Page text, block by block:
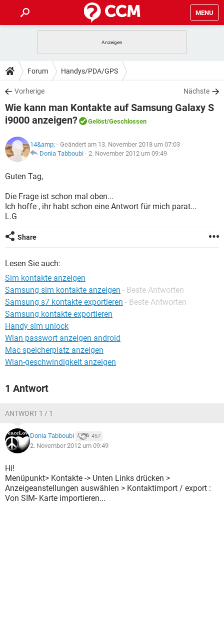
MENU
ANDROID IOS
WINDOWS 10
WHATSAPP TIKTOK
FACEBOOK HARDWARE
TIPPS & TRICKS
SPIELE STREAMING
WINDOWS 10
FACEBOOK HARDWARE
DOWNLOADS
SPIELE STREAMING
ANDROID IOS
WINDOWS 10 INSTAGRAM
WHATSAPP
FACEBOOK
FORUM
ANDROID IOS
FACEBOOK HARDWARE
LEXIKON
SPIELE
ANDROID
WINDOWS 10
WHATSAPP TIKTOK
Forum Handys/PDA/GPS
Vorherige Nächste
Wie kann man Kontakte auf Samsung Galaxy S
i9000 anzeigen?
Gelöst/Geschlossen
14&amp; - Geändert am 13. November 2018 um 07:03
Donia Tabboubi - 2. November 2012 um 09:49
Guten Tag,
Die Frage ist schon mal oben...
Ich hoffe , ihr habt schon eine Antwort für mich parat...
L.G
Share
Lesen Sie auch:
Sim kontakte anzeigen
Samsung sim kontakte anzeigen - Beste Antworten
Samsung s7 kontakte exportieren - Beste Antworten
Samsung kontakte exportieren
Handy sim unlock
Wlan passwort anzeigen android
Mac speicherplatz anzeigen
Wlan-geschwindigkeit anzeigen
1 Antwort
ANTWORT 1 / 1
Donia Tabboubi 457
2. November 2012 um 09:49
Hi!
Menüpunkt> Kontakte -> Unten Links drücken >
Anzeigeanstellungen auswählen > Kontaktimport / export :
Von SIM- Karte importieren...